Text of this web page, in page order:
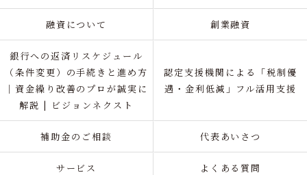
融資について 創業融資
銀行への返済リスケジュール
（条件変更）の手続きと進め方
｜資金繰り改善のプロが誠実に
解説 | ビジョンネクスト
認定支援機関による「税制優
遇・金利低減」フル活用支援
補助金のご相談 代表あいさつ
サービス よくある質問